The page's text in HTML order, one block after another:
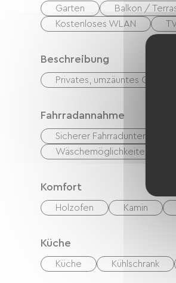
Garten Balkon /
Kostenloses WLAN
Beschreibung
Privates, umzäuntes Gelände
Fahrradannahme
Sicherer Fahrradunterstand
Wäschemöglichkeiten
Komfort
Holzofen Kamin
Küche
Küche Kühlschrank